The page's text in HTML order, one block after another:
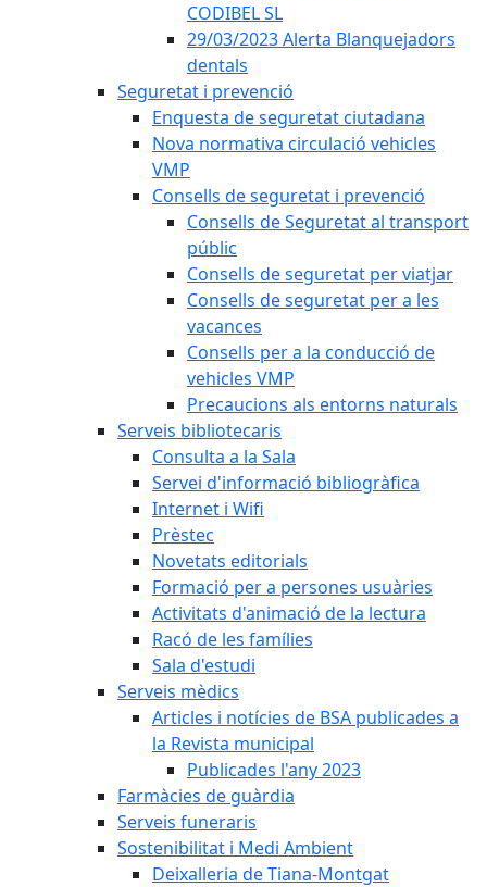
CODIBEL SL
29/03/2023 Alerta Blanquejadors
dentals
Seguretat i prevenció
Enquesta de seguretat ciutadana
Nova normativa circulació vehicles
VMP
Consells de seguretat i prevenció
Consells de Seguretat al transport
públic
Consells de seguretat per viatjar
Consells de seguretat per a les
vacances
Consells per a la conducció de
vehicles VMP
Precaucions als entorns naturals
Serveis bibliotecaris
Consulta a la Sala
Servei d'informació bibliogràfica
Internet i Wifi
Prèstec
Novetats editorials
Formació per a persones usuàries
Activitats d'animació de la lectura
Racó de les famílies
Sala d'estudi
Serveis mèdics
Articles i notícies de BSA publicades a
la Revista municipal
Publicades l'any 2023
Farmàcies de guàrdia
Serveis funeraris
Sostenibilitat i Medi Ambient
Deixalleria de Tiana-Montgat